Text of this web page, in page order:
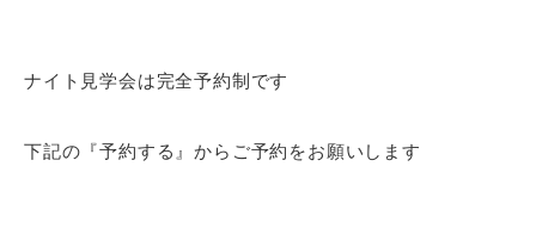
ナイト見学会は完全予約制です
下記の『予約する』からご予約をお願いします